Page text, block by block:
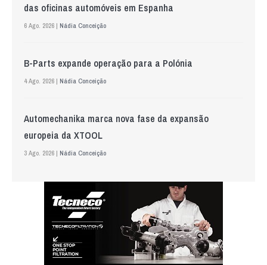
das oficinas automóveis em Espanha
6 Ago. 2026 | Nádia Conceição
B-Parts expande operação para a Polónia
4 Ago. 2026 | Nádia Conceição
Automechanika marca nova fase da expansão
europeia da XTOOL
3 Ago. 2026 | Nádia Conceição